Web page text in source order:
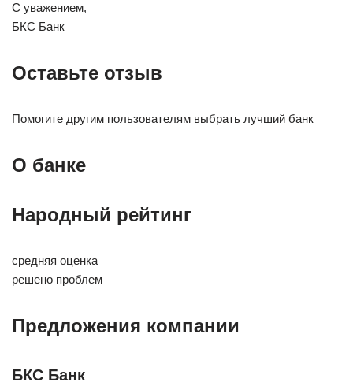
С уважением,
БКС Банк
Оставьте отзыв
Помогите другим пользователям выбрать лучший банк
О банке
Народный рейтинг
средняя оценка
решено проблем
Предложения компании
БКС Банк